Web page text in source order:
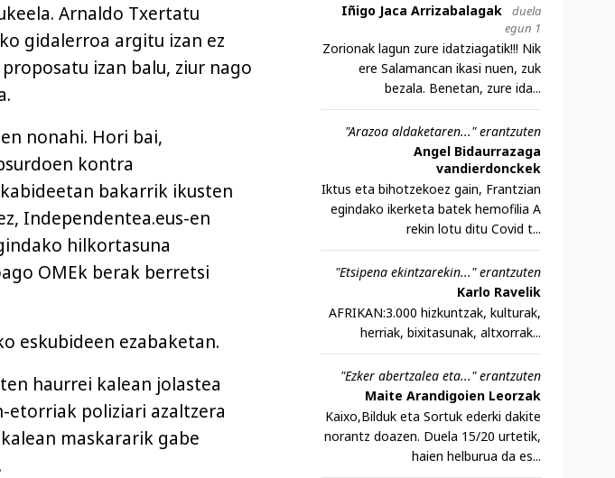
Arnaldo Txertatu
gidalerroa argitu izan ez
izan balu, ziur nago
nonahi. Hori bai,
kontra
bakarrik ikusten
Independentea.eus-en
hilkortasuna
OMEk berak berretsi
eskubideen ezabaketan.
haurrei kalean jolastea
etorriak poliziari azaltzera
maskararik gabe
Iñigo Jaca Arrizabalagak
duela
egun 1
Zorionak lagun zure idatziagatik!!! Nik
ere Salamancan ikasi nuen, zuk
bezala. Benetan, zure ida...
"Arazoa aldaketaren..." erantzuten
Angel Bidaurrazaga
vandierdonckek
Iktus eta bihotzekoez gain, Frantzian
egindako ikerketa batek hemofilia A
rekin lotu ditu Covid t...
"Etsipena ekintzarekin..." erantzuten
Karlo Ravelik
AFRIKAN:3.000 hizkuntzak, kulturak,
herriak, bixitasunak, altxorrak...
"Ezker abertzalea eta..." erantzuten
Maite Arandigoien Leorzak
Kaixo,Bilduk eta Sortuk ederki dakite
norantz doazen. Duela 15/20 urtetik,
haien helburua da es...